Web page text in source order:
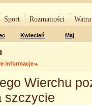
Sport Rozmaitości
Kwiecień Maj
informacje
Wierchu
szczycie